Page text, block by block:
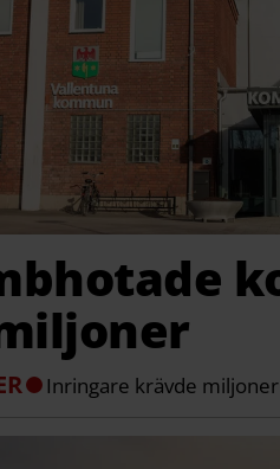
Inringare krävde